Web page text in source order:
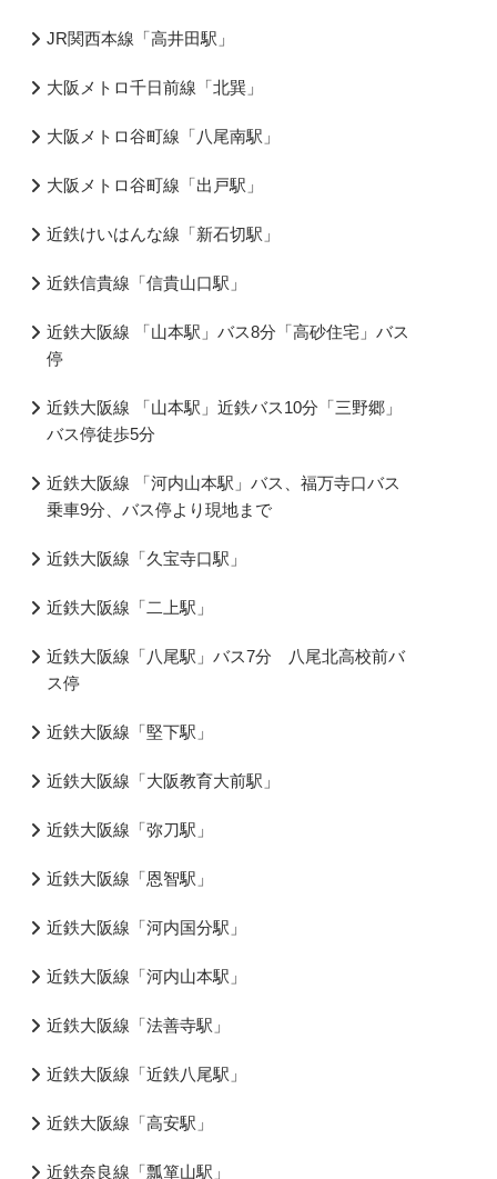
JR関西本線「高井田駅」
大阪メトロ千日前線「北巽」
大阪メトロ谷町線「八尾南駅」
大阪メトロ谷町線「出戸駅」
近鉄けいはんな線「新石切駅」
近鉄信貴線「信貴山口駅」
近鉄大阪線 「山本駅」バス8分「高砂住宅」バス
停
近鉄大阪線 「山本駅」近鉄バス10分「三野郷」
バス停徒歩5分
近鉄大阪線 「河内山本駅」バス、福万寺口バス
乗車9分、バス停より現地まで
近鉄大阪線「久宝寺口駅」
近鉄大阪線「二上駅」
近鉄大阪線「八尾駅」バス7分 八尾北高校前バ
ス停
近鉄大阪線「堅下駅」
近鉄大阪線「大阪教育大前駅」
近鉄大阪線「弥刀駅」
近鉄大阪線「恩智駅」
近鉄大阪線「河内国分駅」
近鉄大阪線「河内山本駅」
近鉄大阪線「法善寺駅」
近鉄大阪線「近鉄八尾駅」
近鉄大阪線「高安駅」
近鉄奈良線「瓢箪山駅」